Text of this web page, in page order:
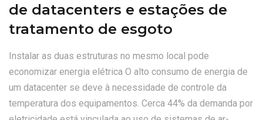
de datacenters e estações de
tratamento de esgoto
Instalar as duas estruturas no mesmo local pode
economizar energia elétrica O alto consumo de energia de
um datacenter se deve à necessidade de controle da
temperatura dos equipamentos. Cerca 44% da demanda por